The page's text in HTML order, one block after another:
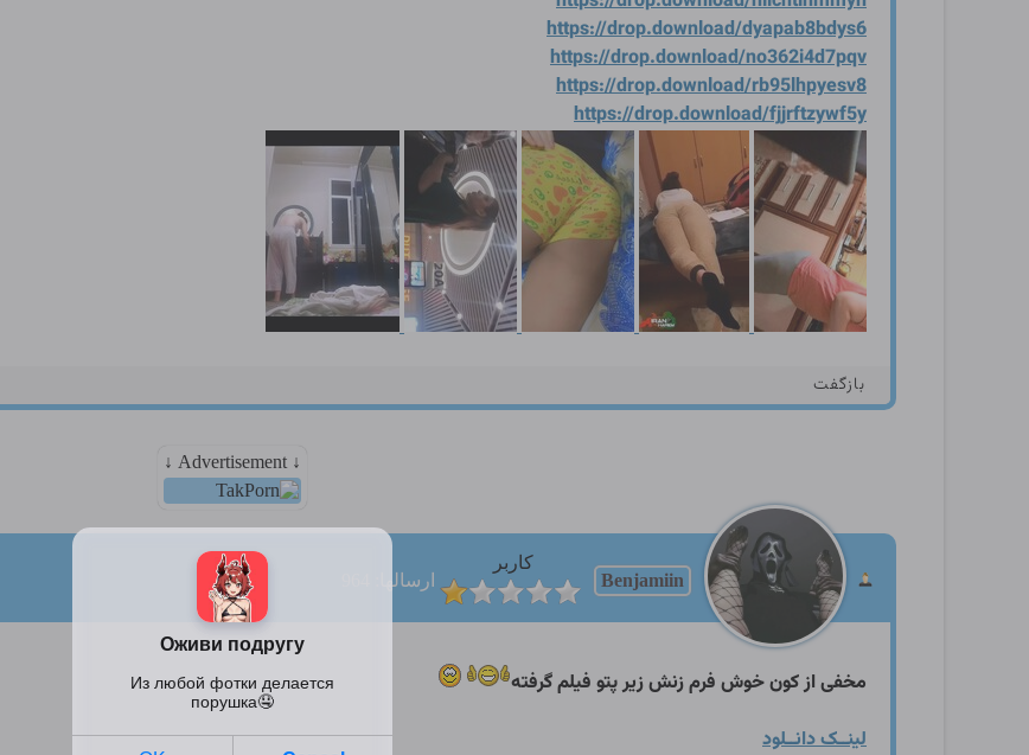
https://drop.download/dyapab8bdys6
https://drop.download/no362i4d7pqv
https://drop.download/rb95lhpyesv8
https://drop.download/fjjrftzywf5y
بازگفت
↓ Advertisement ↓
Benjamiin
کاربر
ارسالها: 964
مخفی از کون خوش فرم زنش زیر پتو فیلم گرفته
لینــک دانــلود